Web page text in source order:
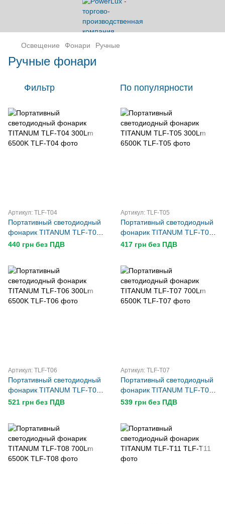
Освещение Фонари Ручные
Ручные фонари
Фильтр По популярности
Артикул: TLF-T04
Портативный светодиодный
фонарик TITANUM TLF-T04
300Lm 6500K
440 грн без ПДВ
Артикул: TLF-T05
Портативный светодиодный
фонарик TITANUM TLF-T05
300Lm 6500K
417 грн без ПДВ
Артикул: TLF-T06
Портативный светодиодный
фонарик TITANUM TLF-T06
300Lm 6500K
521 грн без ПДВ
Артикул: TLF-T07
Портативный светодиодный
фонарик TITANUM TLF-T07
700Lm 6500K
539 грн без ПДВ